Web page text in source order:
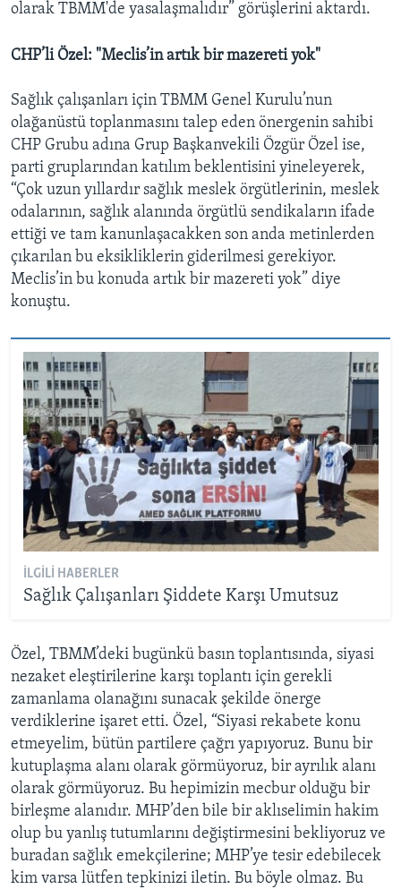
olarak TBMM'de yasalaşmalıdır” görüşlerini aktardı.
CHP’li Özel: "Meclis’in artık bir mazereti yok"
Sağlık çalışanları için TBMM Genel Kurulu’nun
olağanüstü toplanmasını talep eden önergenin sahibi
CHP Grubu adına Grup Başkanvekili Özgür Özel ise,
parti gruplarından katılım beklentisini yineleyerek,
“Çok uzun yıllardır sağlık meslek örgütlerinin, meslek
odalarının, sağlık alanında örgütlü sendikaların ifade
ettiği ve tam kanunlaşacakken son anda metinlerden
çıkarılan bu eksikliklerin giderilmesi gerekiyor.
Meclis’in bu konuda artık bir mazereti yok” diye
konuştu.
İLGILI HABERLER
Sağlık Çalışanları Şiddete Karşı Umutsuz
Özel, TBMM’deki bugünkü basın toplantısında, siyasi
nezaket eleştirilerine karşı toplantı için gerekli
zamanlama olanağını sunacak şekilde önerge
verdiklerine işaret etti. Özel, “Siyasi rekabete konu
etmeyelim, bütün partilere çağrı yapıyoruz. Bunu bir
kutuplaşma alanı olarak görmüyoruz, bir ayrılık alanı
olarak görmüyoruz. Bu hepimizin mecbur olduğu bir
birleşme alanıdır. MHP’den bile bir aklıselimin hakim
olup bu yanlış tutumlarını değiştirmesini bekliyoruz ve
buradan sağlık emekçilerine; MHP’ye tesir edebilecek
kim varsa lütfen tepkinizi iletin. Bu böyle olmaz. Bu